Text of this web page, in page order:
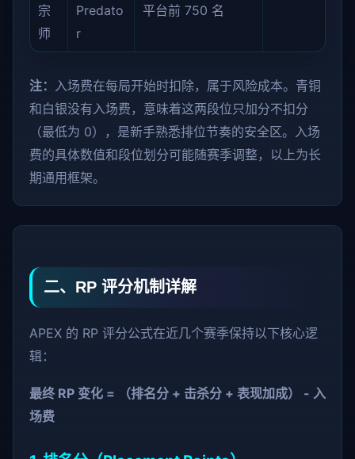
宗
师
Predato
r
平台前 750 名
注： 入场费在每局开始时扣除，属于风险成本。青铜
和白银没有入场费，意味着这两段位只加分不扣分
（最低为 0），是新手熟悉排位节奏的安全区。入场
费的具体数值和段位划分可能随赛季调整，以上为长
期通用框架。
二、RP 评分机制详解
APEX 的 RP 评分公式在近几个赛季保持以下核心逻
辑：
最终 RP 变化 = （排名分 + 击杀分 + 表现加成） - 入
场费